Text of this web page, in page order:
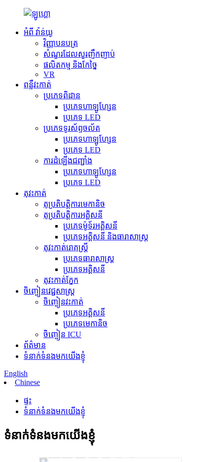
អំពី វ៉ាន់យូ
វិញ្ញាបនបត្រ
សំណួរដែលសួរញឹកញាប់
ផលិតកម្ម និង​កែច្នៃ
VR
ពន្លឺវះកាត់
ប្រភេទពិដាន
ប្រភេទហាឡូហ្សែន
ប្រភេទ LED
ប្រភេទទូរស័ព្ទចល័ត
ប្រភេទហាឡូហ្សែន
ប្រភេទ LED
ការដំឡើងជញ្ជាំង
ប្រភេទហាឡូហ្សែន
ប្រភេទ LED
តុវះកាត់
តុប្រតិបត្តិការមេកានិច
តុប្រតិបត្តិការអគ្គិសនី
ប្រភេទម៉ូទ័រអគ្គិសនី
ប្រភេទអគ្គិសនី និងធារាសាស្ត្រ
តុវះកាត់រោគស្ត្រី
ប្រភេទធារាសាស្ត្រ
ប្រភេទអគ្គិសនី
តុវះកាត់ភ្នែក
ចិញ្ចៀន​វេជ្ជសាស្ត្រ
ចិញ្ចៀនវះកាត់
ប្រភេទអគ្គិសនី
ប្រភេទមេកានិច
ចិញ្ចៀន ICU
ព័ត៌មាន
ទំនាក់ទំនងមកយើងខ្ញុំ
English
Chinese
ផ្ទះ
ទំនាក់ទំនងមកយើងខ្ញុំ
ទំនាក់ទំនងមកយើងខ្ញុំ